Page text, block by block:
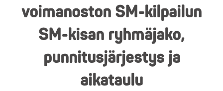
voimanoston SM-kilpailun
SM-kisan ryhmäjako,
punnitusjärjestys ja
aikataulu